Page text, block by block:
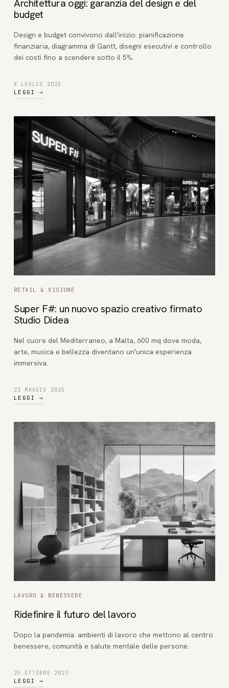
Architettura oggi: garanzia del design e del
budget
Design e budget convivono dall'inizio: pianificazione
finanziaria, diagramma di Gantt, disegni esecutivi e controllo
dei costi fino a scendere sotto il 5%.
8 LUGLIO 2025
LEGGI →
RETAIL & VISIONE
Super F#: un nuovo spazio creativo firmato
Studio Didea
Nel cuore del Mediterraneo, a Malta, 600 mq dove moda,
arte, musica e bellezza diventano un'unica esperienza
immersiva.
22 MAGGIO 2025
LEGGI →
LAVORO & BENESSERE
Ridefinire il futuro del lavoro
Dopo la pandemia: ambienti di lavoro che mettono al centro
benessere, comunità e salute mentale delle persone.
25 OTTOBRE 2023
LEGGI →